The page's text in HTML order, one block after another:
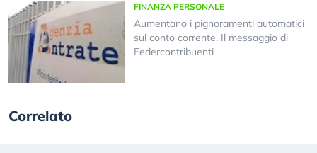
FINANZA PERSONALE
Aumentano i pignoramenti automatici
sul conto corrente. Il messaggio di
Federcontribuenti
Correlato